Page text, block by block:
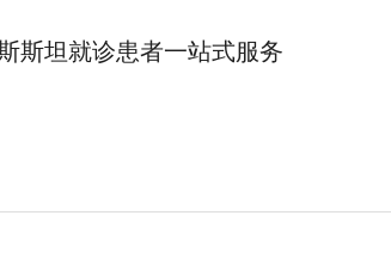
斯坦就诊患者一站式服务